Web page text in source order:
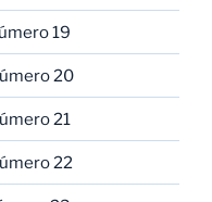
19
20
21
22